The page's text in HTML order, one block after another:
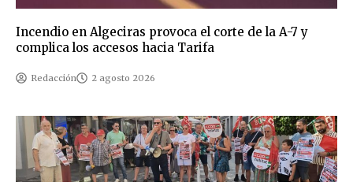
Incendio en Algeciras provoca el corte de la A-7 y
complica los accesos hacia Tarifa
Redacción 2 agosto 2026